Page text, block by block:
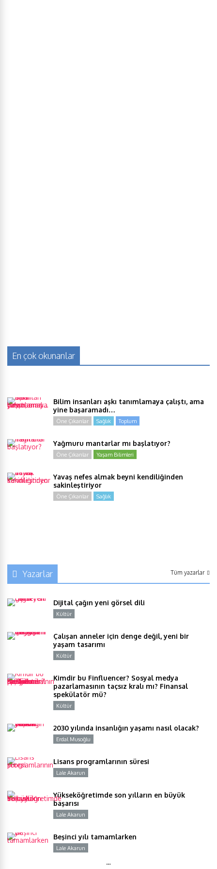
En çok okunanlar
Bilim insanları aşkı tanımlamaya çalıştı, ama
yine başaramadı…
Öne Çıkanlar Sağlık Toplum
Yağmuru mantarlar mı başlatıyor?
Öne Çıkanlar Yaşam Bilimleri
Yavaş nefes almak beyni kendiliğinden
sakinleştiriyor
Öne Çıkanlar Sağlık
Yazarlar Tüm yazarlar
Dijital çağın yeni görsel dili
Kültür
Çalışan anneler için denge değil, yeni bir
yaşam tasarımı
Kültür
Kimdir bu Finfluencer? Sosyal medya
pazarlamasının taçsız kralı mı? Finansal
spekülatör mü?
Kültür
2030 yılında insanlığın yaşamı nasıl olacak?
Erdal Musoğlu
Lisans programlarının süresi
Lale Akarun
Yükseköğretimde son yılların en büyük
başarısı
Lale Akarun
Beşinci yılı tamamlarken
Lale Akarun
…